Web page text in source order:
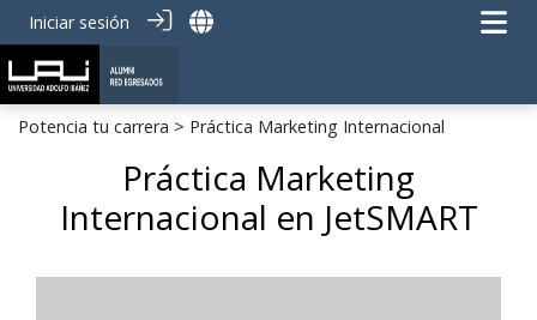
Iniciar sesión
Potencia tu carrera > Práctica Marketing Internacional
Práctica Marketing
Internacional en JetSMART